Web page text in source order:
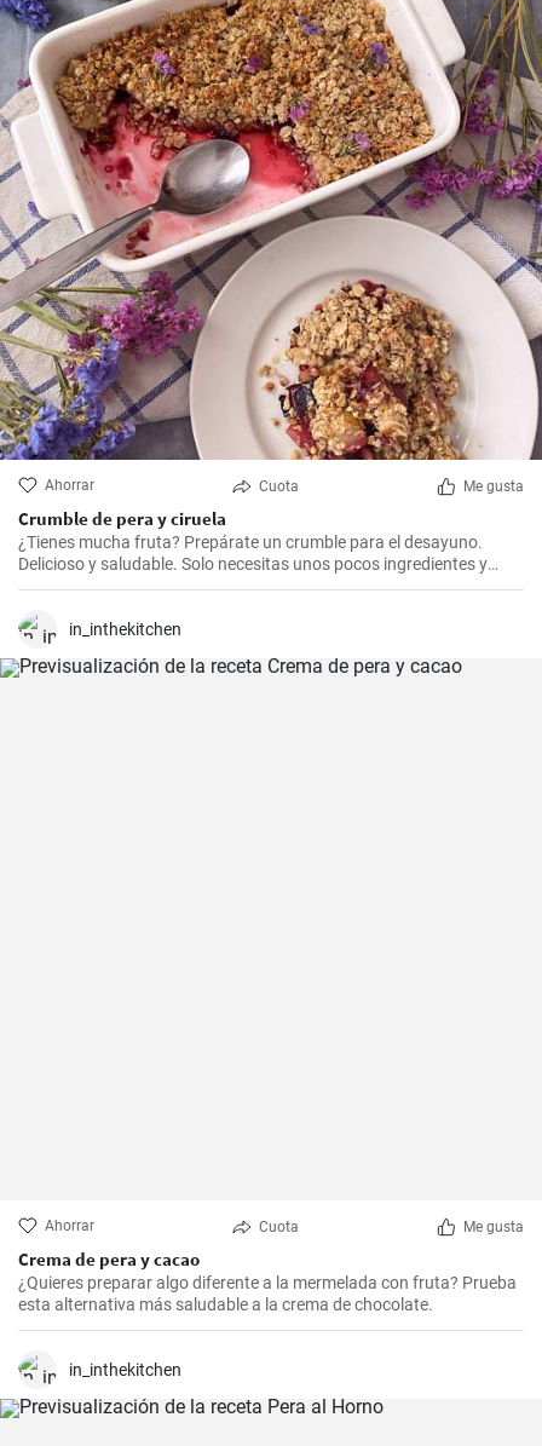
Ahorrar Cuota Me gusta
Crumble de pera y ciruela
¿Tienes mucha fruta? Prepárate un crumble para el desayuno.
Delicioso y saludable. Solo necesitas unos pocos ingredientes y
estará listo en un dos por tres.
in_inthekitchen
Ahorrar Cuota Me gusta
Crema de pera y cacao
¿Quieres preparar algo diferente a la mermelada con fruta? Prueba
esta alternativa más saludable a la crema de chocolate.
in_inthekitchen